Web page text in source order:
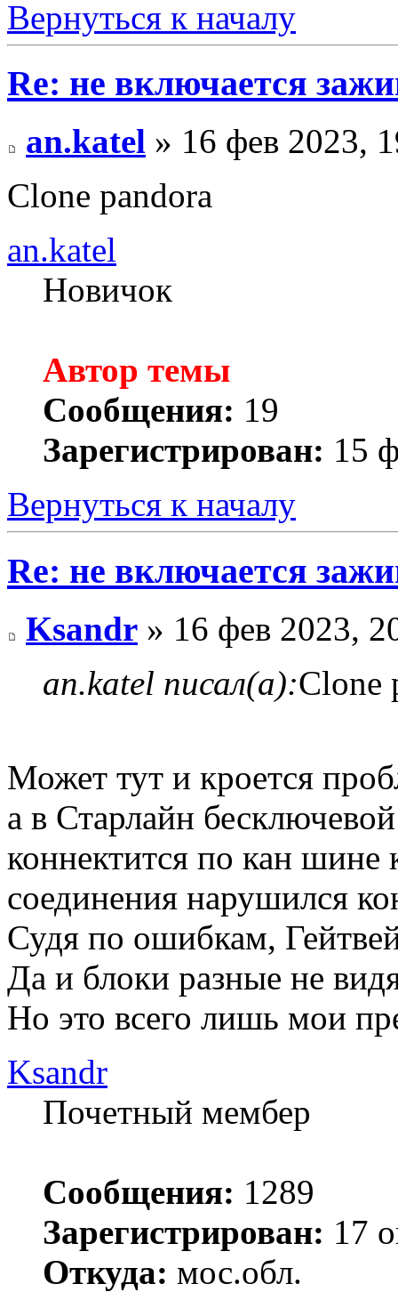
Вернуться к началу
Re: не включается
an.katel » 16 фев 2023,
Clone pandora
an.katel
Новичок
Автор темы
Сообщения: 19
Зарегистрирован: 15
Вернуться к началу
Re: не включается
Ksandr » 16 фев 2023,
an.katel писал(а):Clone
Может тут и кроется
а в Старлайн
коннектится по кан
соединения нарушился
Судя по ошибкам,
Да и блоки разные не
Но это всего лишь мои
Ksandr
Почетный мембер
Сообщения: 1289
Зарегистрирован: 17
Откуда: мос.обл.